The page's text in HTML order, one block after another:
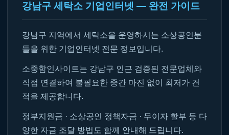
강남구 세탁소 기업인터넷 — 완전 가이드
강남구 지역에서 세탁소을 운영하시는 소상공인분
들을 위한 기업인터넷 전문 정보입니다.
소중함인사이트는 강남구 인근 검증된 전문업체와
직접 연결하여 불필요한 중간 마진 없이 최저가 견
적을 제공합니다.
정부지원금 · 소상공인 정책자금 · 무이자 할부 등 다
양한 자금 조달 방법도 함께 안내해 드립니다.